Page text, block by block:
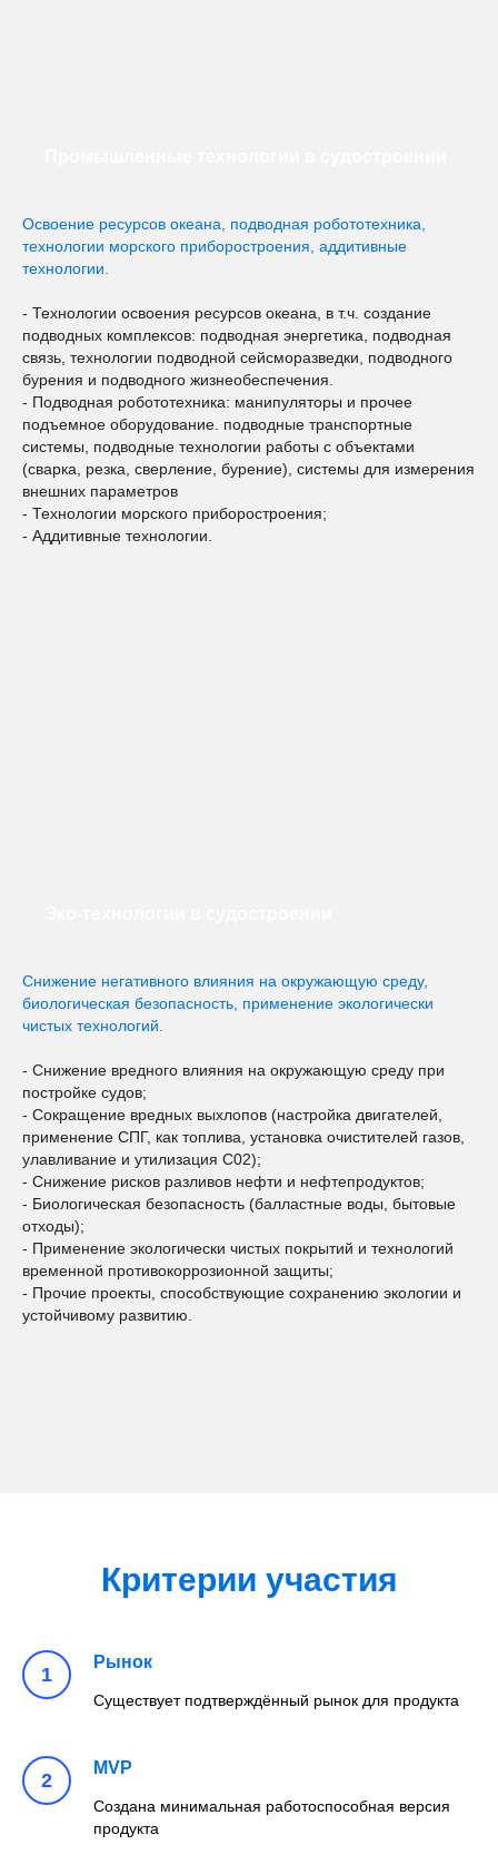
Освоение ресурсов океана, подводная робототехника,
технологии морского приборостроения, аддитивные
технологии.
- Технологии освоения ресурсов океана, в т.ч. создание
подводных комплексов: подводная энергетика, подводная
связь, технологии подводной сейсморазведки, подводного
бурения и подводного жизнеобеспечения.
- Подводная робототехника: манипуляторы и прочее
подъемное оборудование. подводные транспортные
системы, подводные технологии работы с объектами
(сварка, резка, сверление, бурение), системы для измерения
внешних параметров
- Технологии морского приборостроения;
- Аддитивные технологии.
Снижение негативного влияния на окружающую среду,
биологическая безопасность, применение экологически
чистых технологий.
- Снижение вредного влияния на окружающую среду при
постройке судов;
- Сокращение вредных выхлопов (настройка двигателей,
применение СПГ, как топлива, установка очистителей газов,
улавливание и утилизация С02);
- Снижение рисков разливов нефти и нефтепродуктов;
- Биологическая безопасность (балластные воды, бытовые
отходы);
- Применение экологически чистых покрытий и технологий
временной противокоррозионной защиты;
- Прочие проекты, способствующие сохранению экологии и
устойчивому развитию.
Критерии участия
Рынок
Существует подтверждённый рынок для продукта
MVP
Создана минимальная работоспособная версия
продукта